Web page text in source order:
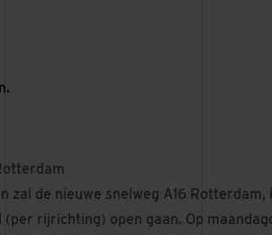
zal de nieuwe snelweg A16
rijrichting) open gaan. Op